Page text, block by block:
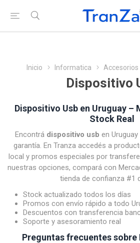
Inicio Informatica Accesorios
Dispositivo
Dispositivo Usb en Uruguay –
Stock Real
Encontrá dispositivo usb en
garantía. En Tranza accedés a
local y promos especiales por
nuestras opciones, compará con
tienda de confianza #1
Stock actualizado todos los días
Promos con envío rápido a todo
Descuentos con transferencia
Soporte y asesoramiento real
Preguntas frecuentes sobre